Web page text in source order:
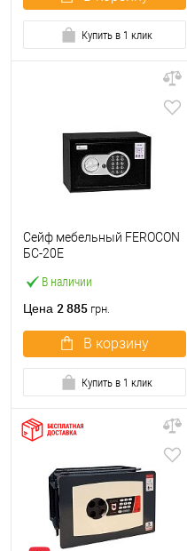
Купить в 1 клик
В наличии
Сейф мебельный FEROCON
БС-20Е
Цена 2 885 грн.
В корзину
Купить в 1 клик